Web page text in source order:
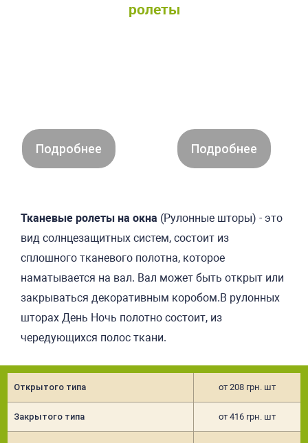
ролеты
Подробнее Подробнее
Тканевые ролеты на окна (Рулонные шторы) - это
вид солнцезащитных систем, состоит из
сплошного тканевого полотна, которое
наматывается на вал. Вал может быть открыт или
закрываться декоративным коробом.В рулонных
шторах День Ночь полотно состоит, из
чередующихся полос ткани.
Открытого типа от 208 грн. шт
Закрытого типа от 416 грн. шт